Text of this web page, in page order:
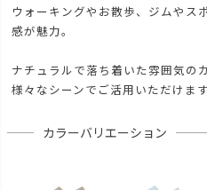
ウォーキングやお散歩、ジムやス
感が魅力。
ナチュラルで落ち着いた雰囲気の
様々なシーンでご活用いただけます
カラーバリエーション